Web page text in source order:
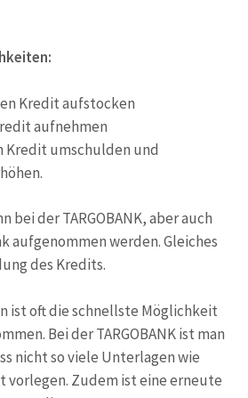
Kredit aufstocken
aufnehmen
Kredit umschulden und
bei der TARGOBANK, aber auch
aufgenommen werden. Gleiches
des Kredits.
ist oft die schnellste Möglichkeit
Bei der TARGOBANK ist man
nicht so viele Unterlagen wie
vorlegen. Zudem ist eine erneute